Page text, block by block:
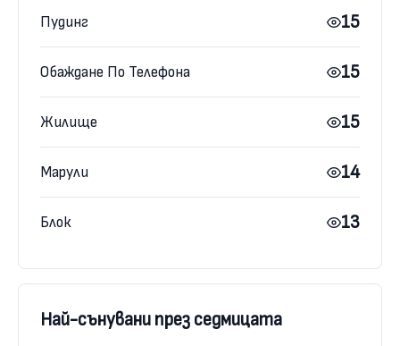
Пудинг 15
Обаждане По Телефона 15
Жилище 15
Марули 14
Блок 13
Най-сънувани през седмицата